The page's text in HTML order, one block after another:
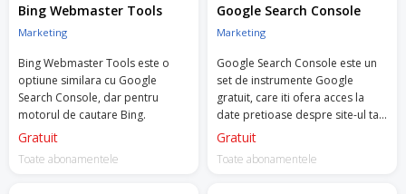
Bing Webmaster Tools
Marketing
Bing Webmaster Tools este o
optiune similara cu Google
Search Console, dar pentru
motorul de cautare Bing.
Gratuit
Toate abonamentele
Google Search Console
Marketing
Google Search Console este un
set de instrumente Google
gratuit, care iti ofera acces la
date pretioase despre site-ul tau
si despre comportamentul la
Gratuit
Toate abonamentele